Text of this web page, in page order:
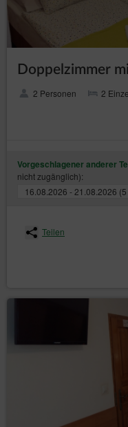
Doppelzimmer
2 Personen 2
Vorgeschlagener anderer
nicht zugänglich):
16.08.2026 - 21.08.2026
Teilen